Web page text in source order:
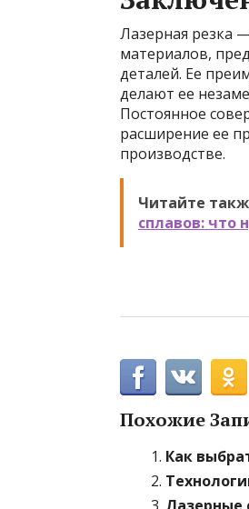
Лазерная резка
материалов,
деталей. Ее
делают ее
Постоянное
расширение ее
производстве.
Читайте
сплавов: что
Похожие
Как